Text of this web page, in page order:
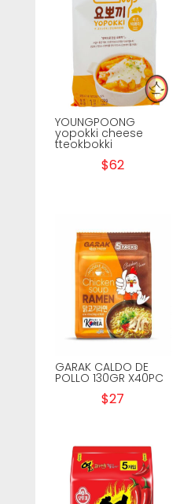
YOUNGPOONG
yopokki cheese
tteokbokki
$62
GARAK CALDO DE
POLLO 130GR X40PC
$27